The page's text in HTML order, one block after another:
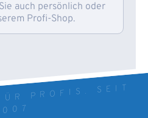
auch persönlich oder
Profi-Shop.
PROFIS. SEIT